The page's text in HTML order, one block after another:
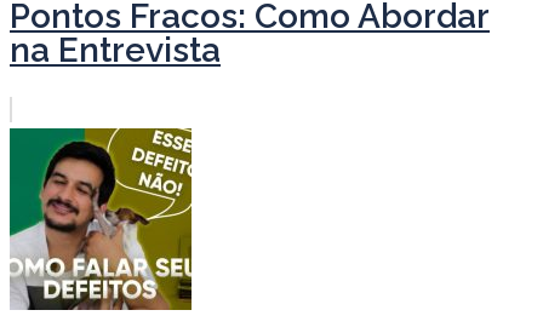
Pontos Fracos: Como Abordar
na Entrevista